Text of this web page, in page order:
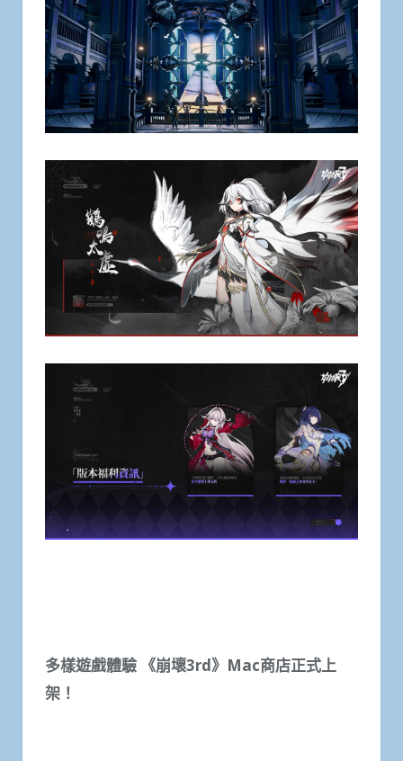
多樣遊戲體驗 《崩壞3rd》 Mac商店正式上
架！